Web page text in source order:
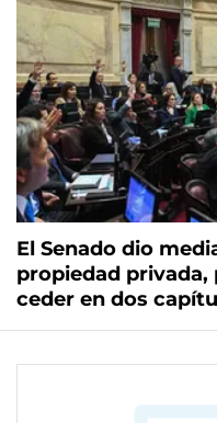
El Senado dio
propiedad privada,
ceder en dos